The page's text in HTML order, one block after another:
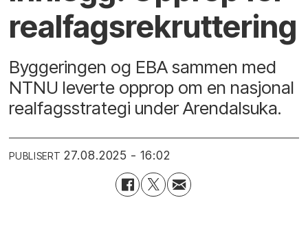
realfagsre­kruttering
Byggeringen og EBA sammen med
NTNU leverte opprop om en nasjonal
realfagsstrategi under Arendalsuka.
PUBLISERT 27.08.2025 - 16:02